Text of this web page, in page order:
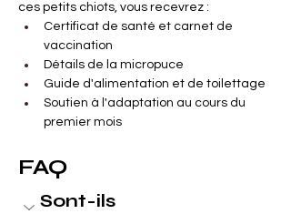
ces petits chiots, vous recevrez :
Certificat de santé et carnet de
vaccination
Détails de la micropuce
Guide d'alimentation et de toilettage
Soutien à l'adaptation au cours du
premier mois
FAQ
Sont-ils